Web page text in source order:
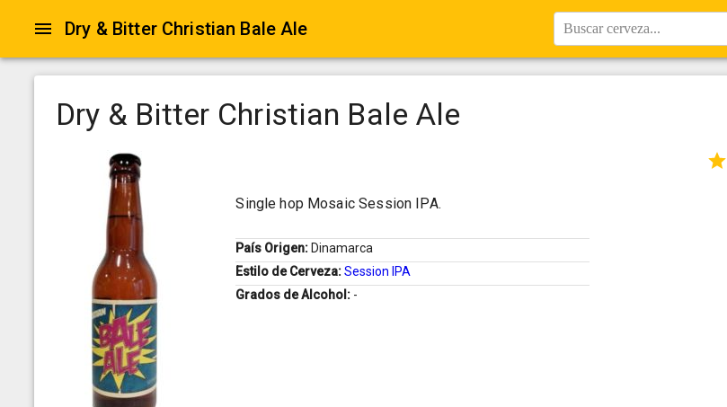
Dry & Bitter Christian Bale Ale Buscar cerveza...
Dry & Bitter Christian Bale Ale
Single hop Mosaic Session IPA.
País Origen: Dinamarca
Estilo de Cerveza:Session IPA
Grados de Alcohol: -